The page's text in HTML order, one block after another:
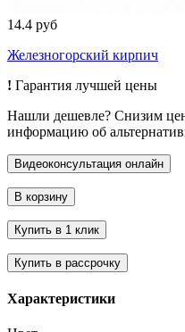
14.4 руб
Железногорский кирпич
! Гарантия лучшей цены
Нашли дешевле? Снизим
информацию об
Характеристики